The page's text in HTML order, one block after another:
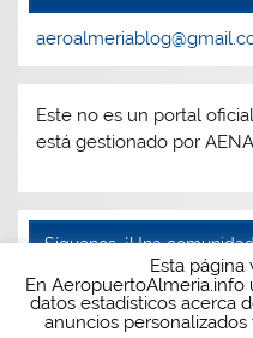
Este no es un portal
está gestionado por
Síguenos, ¡Una
Facebook
TwitterInstagramTelegram
Esta página
En
datos estadísticos acerca
anuncios